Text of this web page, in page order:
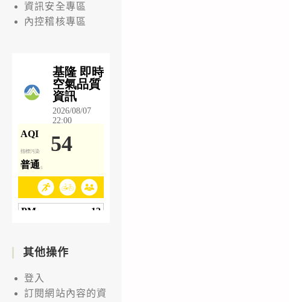
資訊安全專區
內控稽核專區
其他操作
登入
訂閱網站內容的資